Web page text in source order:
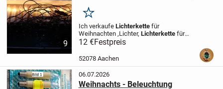
9
Merken
Ich verkaufe Lichterkettefür
Weihnachten ,Lichter, Lichterkettefür
innen, Weihnachtsdeko. Super zustand. +
12 €Festpreis
52078 Aachen
06.07.2026
Weihnachts - Beleuchtung